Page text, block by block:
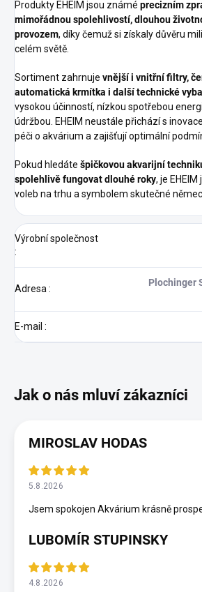
Produkty EHEIM jsou známé precizním
mimořádnou spolehlivostí, dlouhou
provozem, díky čemuž si získaly důvěru
celém světě.
Sortiment zahrnuje vnější i vnitřní filtry,
automatická krmítka i další technické
vysokou účinností, nízkou spotřebou
údržbou. EHEIM neustále přichází s
péči o akvárium a zajišťují optimální
Pokud hledáte špičkovou akvarijní
spolehlivě fungovat dlouhé roky, je
voleb na trhu a symbolem skutečné
Výrobní společnost
:
Adresa :
Plochinger
E-mail :
MIROSLAV HODAS
5.8.2026
Jsem spokojen Akvárium krásně
LUBOMÍR STUPINSKY
4.8.2026